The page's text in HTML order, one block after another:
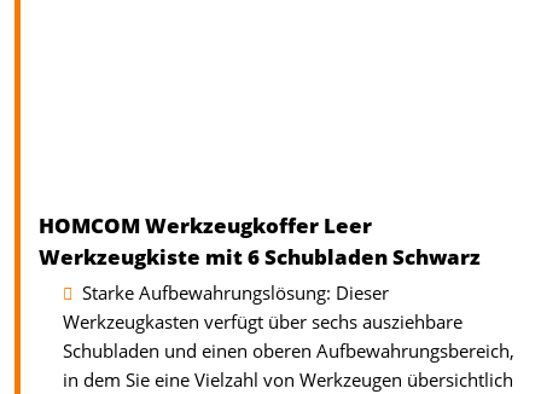
HOMCOM Werkzeugkoffer Leer
Werkzeugkiste mit 6 Schubladen Schwarz
Starke Aufbewahrungslösung: Dieser
Werkzeugkasten verfügt über sechs ausziehbare
Schubladen und einen oberen Aufbewahrungsbereich,
in dem Sie eine Vielzahl von Werkzeugen übersichtlich